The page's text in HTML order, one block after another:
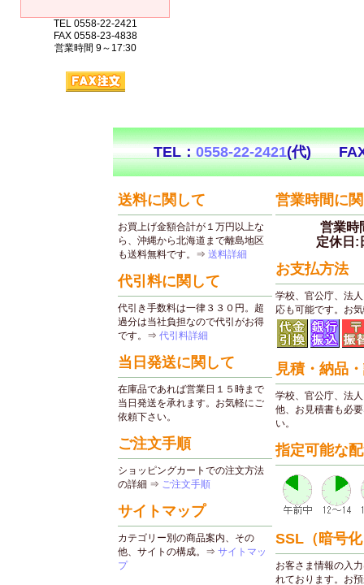
TEL 0558-22-2421
FAX 0558-23-4838
営業時間 9～17:30